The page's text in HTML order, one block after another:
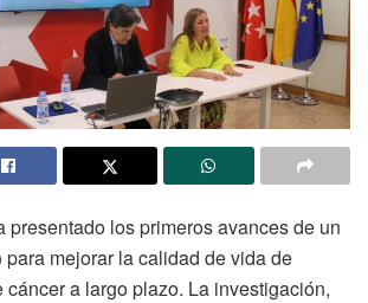
presentado los primeros avances de un
mejorar la calidad de vida de
a largo plazo. La investigación,